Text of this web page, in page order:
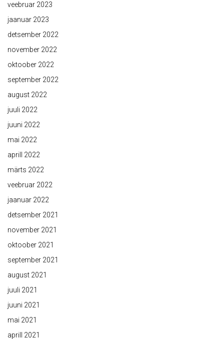
veebruar 2023
jaanuar 2023
detsember 2022
november 2022
oktoober 2022
september 2022
august 2022
juuli 2022
juuni 2022
mai 2022
aprill 2022
märts 2022
veebruar 2022
jaanuar 2022
detsember 2021
november 2021
oktoober 2021
september 2021
august 2021
juuli 2021
juuni 2021
mai 2021
aprill 2021